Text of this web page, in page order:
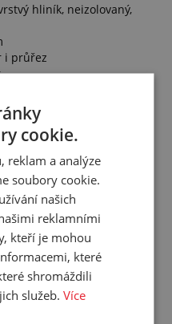
hliník, neizolovaný,
i průřez
°C
roztažení
povrch
cookie.
reklam a analýze
soubory cookie.
našich
reklamními
kteří je mohou
které
shromáždili
služeb.Více